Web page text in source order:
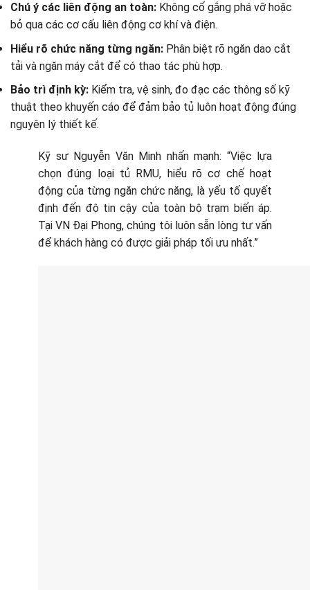
Chú ý các liên động an toàn: Không cố gắng phá vỡ hoặc
bỏ qua các cơ cấu liên động cơ khí và điện.
Hiểu rõ chức năng từng ngăn: Phân biệt rõ ngăn dao cắt
tải và ngăn máy cắt để có thao tác phù hợp.
Bảo trì định kỳ: Kiểm tra, vệ sinh, đo đạc các thông số kỹ
thuật theo khuyến cáo để đảm bảo tủ luôn hoạt động đúng
nguyên lý thiết kế.
Kỹ sư Nguyễn Văn Minh nhấn mạnh: “Việc lựa
chọn đúng loại tủ RMU, hiểu rõ cơ chế hoạt
động của từng ngăn chức năng, là yếu tố quyết
định đến độ tin cậy của toàn bộ trạm biến áp.
Tại VN Đại Phong, chúng tôi luôn sẵn lòng tư vấn
để khách hàng có được giải pháp tối ưu nhất.”